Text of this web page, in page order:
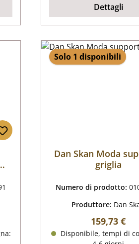
Dettagli
Solo 1 disponibili
Dan Skan Moda
griglia
Numero di prodotto:
Produttore: Dan
Prezzo
159,73 €
Disponibile, tempi di